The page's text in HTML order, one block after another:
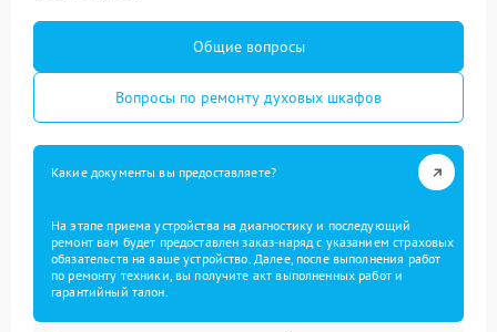
Общие вопросы
Вопросы по ремонту духовых шкафов
Какие документы вы предоставляете?
На этапе приема устройства на диагностику и последующий
ремонт вам будет предоставлен заказ-наряд с указанием страховых
обязательств на ваше устройство. Далее, после выполнения работ
по ремонту техники, вы получите акт выполненных работ и
гарантийный талон.